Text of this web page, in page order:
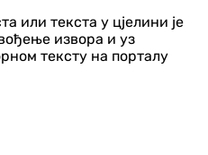
или текста у цјелини је
извора и уз
тексту на порталу